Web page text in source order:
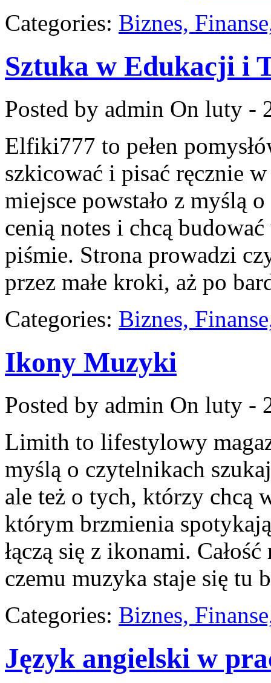
Categories: Biznes,
Sztuka w Edukacji i
Posted by admin On luty -
Elfiki777 to pełen
szkicować i pisać ręcznie
miejsce powstało z myślą
cenią notes i chcą
piśmie. Strona prowadzi
przez małe kroki, aż po
Categories: Biznes,
Ikony Muzyki
Posted by admin On luty -
Limith to lifestylowy
myślą o czytelnikach
ale też o tych, którzy chcą
którym brzmienia
łączą się z ikonami.
czemu muzyka staje się tu
Categories: Biznes,
Język angielski w